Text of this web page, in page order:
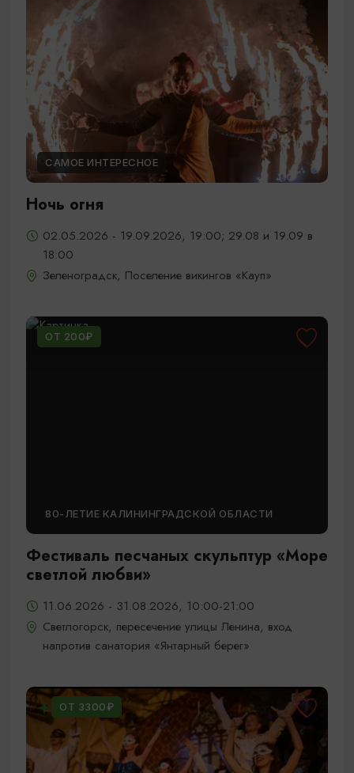
САМОЕ ИНТЕРЕСНОЕ
Ночь огня
02.05.2026 - 19.09.2026, 19:00; 29.08 и 19.09 в
18:00
Зеленоградск, Поселение викингов «Кауп»
ОТ 200₽
80-ЛЕТИЕ КАЛИНИНГРАДСКОЙ ОБЛАСТИ
Фестиваль песчаных скульптур «Море
светлой любви»
11.06.2026 - 31.08.2026, 10:00-21:00
Светлогорск, пересечение улицы Ленина, вход
напротив санатория «Янтарный берег»
ОТ 3300₽